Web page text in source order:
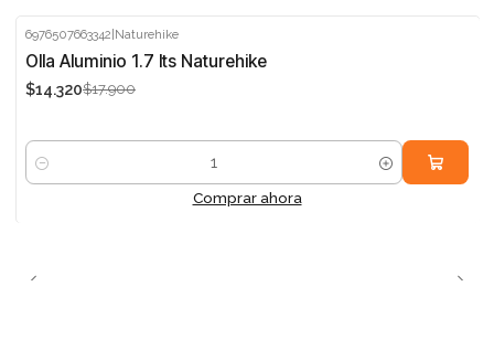
-20%
6976507663342|Naturehike
Olla Aluminio 1.7 lts Naturehike
$14.320$17.900
Cantidad
Comprar ahora